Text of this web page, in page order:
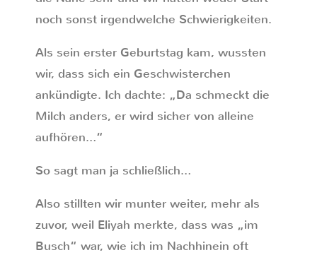
noch sonst irgendwelche Schwierigkeiten.
Als sein erster Geburtstag kam, wussten
wir, dass sich ein Geschwisterchen
ankündigte. Ich dachte: „Da schmeckt die
Milch anders, er wird sicher von alleine
aufhören…“
So sagt man ja schließlich…
Also stillten wir munter weiter, mehr als
zuvor, weil Eliyah merkte, dass was „im
Busch“ war, wie ich im Nachhinein oft